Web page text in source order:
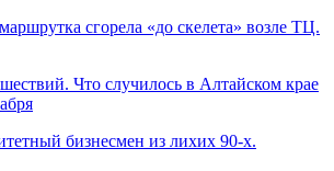
сгорела «до скелета» возле ТЦ.
Что случилось в Алтайском крае
бизнесмен из лихих 90-х.